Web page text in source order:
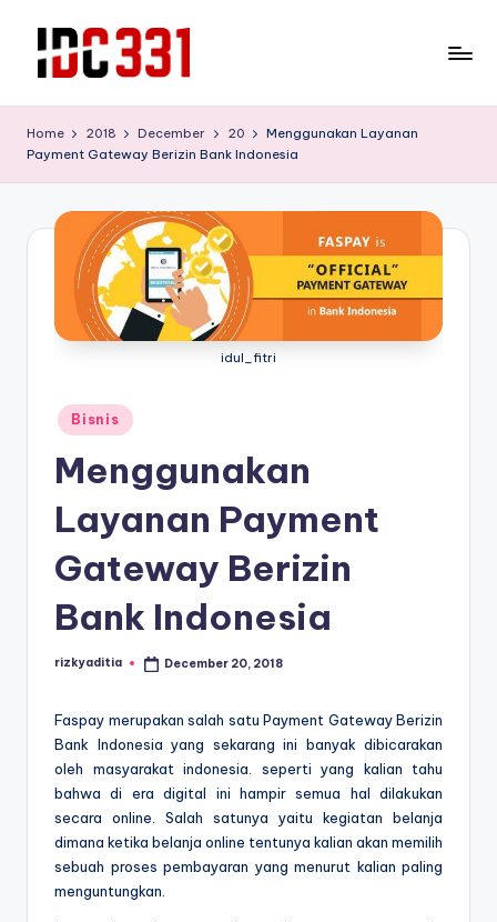
e
m
Edukasi
melepas
sekaliguis
mendidik
untuk
anda
Home 2018 December 20
Menggunakan Layanan
Payment Gateway Berizin Bank Indonesia
idul_fitri
Posted
in
Bisnis
Menggunakan
Layanan Payment
Gateway Berizin
Bank Indonesia
Posted
rizkyaditia December 20, 2018
Faspay merupakan salah satu Payment Gateway Berizin
Bank Indonesia yang sekarang ini banyak dibicarakan
oleh masyarakat indonesia. seperti yang kalian tahu
bahwa di era digital ini hampir semua hal dilakukan
secara online. Salah satunya yaitu kegiatan belanja
dimana ketika belanja online tentunya kalian akan memilih
sebuah proses pembayaran yang menurut kalian paling
menguntungkan.